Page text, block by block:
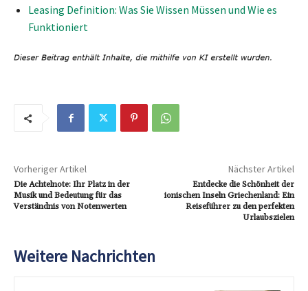
Leasing Definition: Was Sie Wissen Müssen und Wie es
Funktioniert
Vorheriger Artikel
Die Achtelnote: Ihr Platz in der
Musik und Bedeutung für das
Verständnis von Notenwerten
Nächster Artikel
Entdecke die Schönheit der
ionischen Inseln Griechenland: Ein
Reiseführer zu den perfekten
Urlaubszielen
Weitere Nachrichten